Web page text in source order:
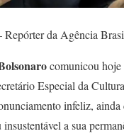
Repórter da Agência
comunicou
Especial da
infeliz, ainda
a sua